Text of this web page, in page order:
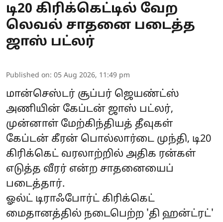
டி20 கிரிக்கெட்டில் வேற
லெவல் சாதனை படைத்த
ஜாஸ் பட்லர்
Published on: 05 Aug 2026, 11:49 pm
மான்செஸ்டர் சூப்பர் ஜெயண்ட்ஸ்
அணியின் கேப்டன் ஜாஸ் பட்லர்,
முன்னாள் மேற்கிந்தியத் தீவுகள்
கேப்டன் கீரன் பொல்லார்டை முந்தி, டி20
கிரிக்கெட் வரலாற்றில் அதிக ரன்கள்
எடுத்த வீரர் என்ற சாதனையைப்
படைத்தார்.
ஓல்ட் டிராஃபோர்ட் கிரிக்கெட்
மைதானத்தில் நடைபெற்ற 'தி ஹன்ட்ரட்'